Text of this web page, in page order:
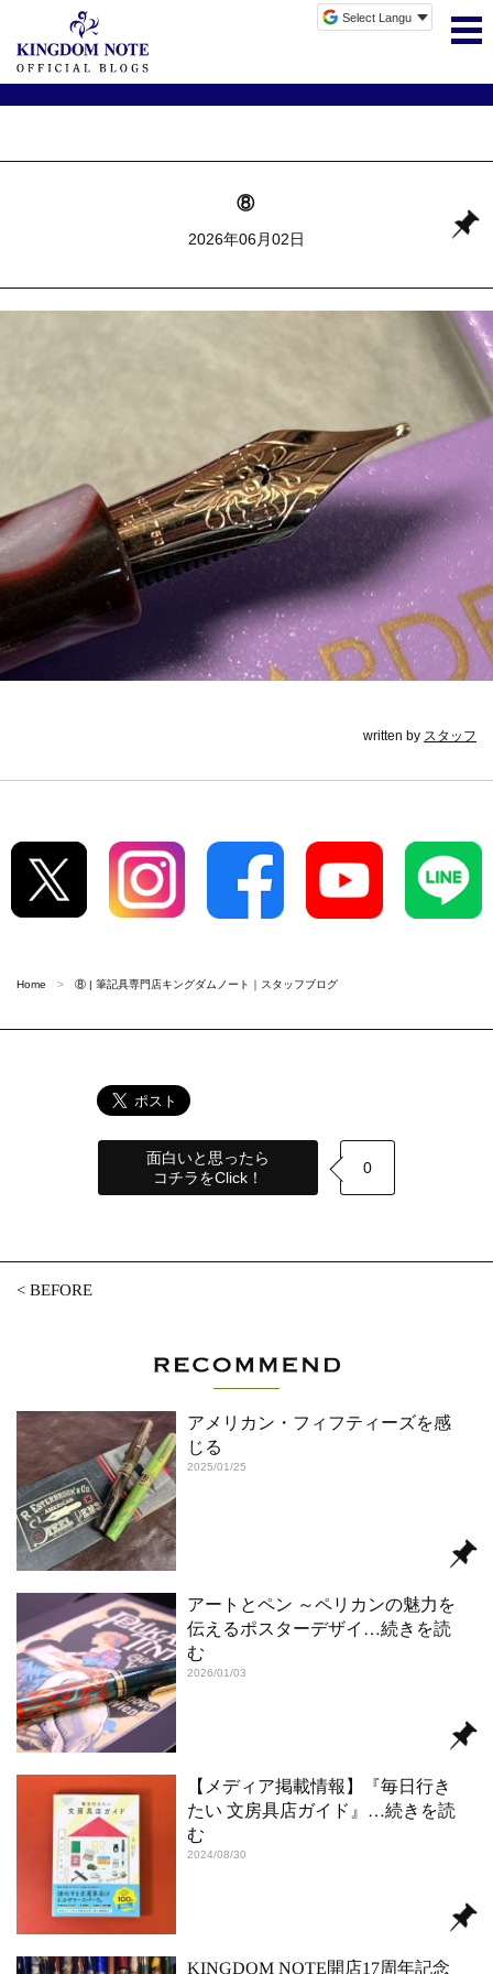
⑧
2026年06月02日
written by スタッフ
Home ⑧ | 筆記具専門店キングダムノート｜スタッフブログ
面白いと思ったら
コチラをClick！
0
<BEFORE
アメリカン・フィフティーズを感
じる
2025/01/25
アートとペン ～ペリカンの魅力を
伝えるポスターデザイ …続きを読
む
2026/01/03
【メディア掲載情報】『毎日行き
たい 文房具店ガイド』 …続きを読
む
2024/08/30
KINGDOM NOTE開店17周年記念